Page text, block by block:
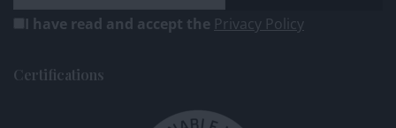
I have read and accept the Privacy Policy
Certifications